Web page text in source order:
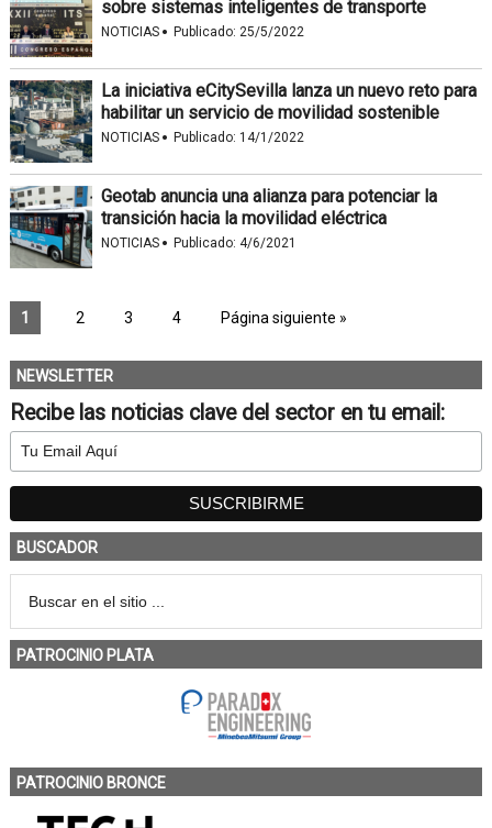
sobre sistemas inteligentes de transporte
NOTICIAS · Publicado: 25/5/2022
La iniciativa eCitySevilla lanza un nuevo reto para
habilitar un servicio de movilidad sostenible
NOTICIAS · Publicado: 14/1/2022
Geotab anuncia una alianza para potenciar la
transición hacia la movilidad eléctrica
NOTICIAS · Publicado: 4/6/2021
1 2 3 4 Página siguiente »
NEWSLETTER
Recibe las noticias clave del sector en tu email:
BUSCADOR
PATROCINIO PLATA
PATROCINIO BRONCE